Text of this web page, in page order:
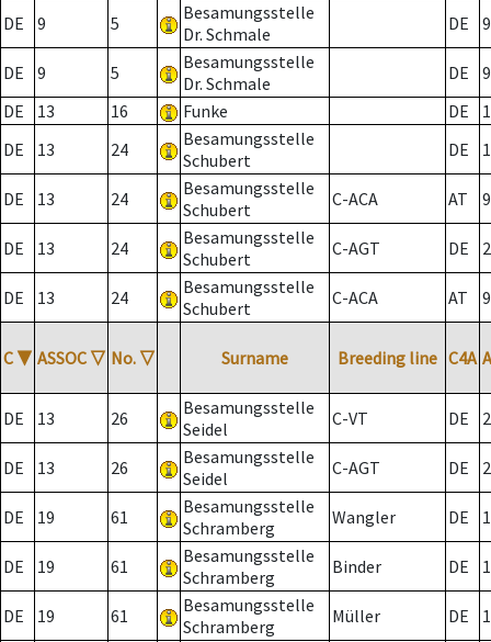
DE
9 5
Besamungsstelle
Dr. Schmale
DE 9
DE 9 5
Besamungsstelle
Dr. Schmale
DE
9
DE
13 16 Funke DE
DE
13 24
Besamungsstelle
Schubert
DE
DE 13 24
Besamungsstelle
Schubert
C-ACA AT
DE 13 24
Besamungsstelle
Schubert
C-AGT DE 2
DE 13 24
Besamungsstelle
Schubert
C-ACA AT
C ▼ ASSOC ▽ No. ▽ Surname Breeding line C4A
DE 13 26
Besamungsstelle
Seidel
C-VT DE 2
DE 13 26
Besamungsstelle
Seidel
C-AGT DE 2
DE 19 61
Besamungsstelle
Schramberg
Wangler DE
DE 19 61
Besamungsstelle
Schramberg
Binder DE 1
DE 19 61
Besamungsstelle
Schramberg
Müller DE